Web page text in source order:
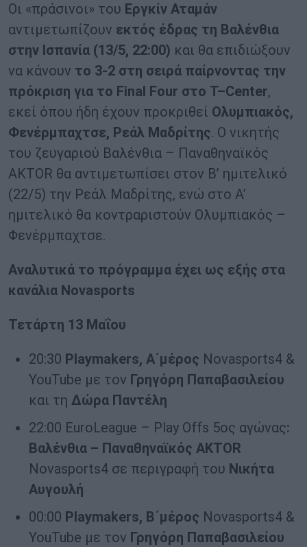
Οι «πράσινοι» του Εργκίν Αταμάν
αντιμετωπίζουν εκτός έδρας τη Βαλένθια
στην Ισπανία (13/5, 22:00) και θα επιδιώξουν
να κάνουν το 3-2 στη σειρά παίρνοντας την
πρόκριση για το Final Four στο T–Center,
εκεί όπου ήδη έχουν προκριθεί Ολυμπιακός,
Φενέρμπαχτσε, Ρεάλ Μαδρίτης. Ο νικητής
του ζευγαριού Βαλένθια – Παναθηναϊκός
AKTOR θα αντιμετωπίσει στον B’ ημιτελικό
(22/5) την Ρεάλ Μαδρίτης, ενώ στο Α’
ημιτελικό θα κοντραριστούν Ολυμπιακός –
Φενέρμπαχτσε.
Αναλυτικά το πρόγραμμα έχει ως εξής στα
κανάλια Novasports
Τετάρτη 13 Μαΐου
20:30 Playmakers, Α΄μέρος Novasports4 &
YouTube με τον Γρηγόρη Παπαβασιλείου
και τη Δώρα Παντέλη
22:00 EuroLeague – Play Offs 5ος αγώνας:
Βαλένθια – Παναθηναϊκός AKTOR
Novasports4 σε περιγραφή του Νικήτα
Αυγουλή
00:00 Playmakers, Β΄μέρος Novasports4 &
YouTube με τον Γρηγόρη Παπαβασιλείου